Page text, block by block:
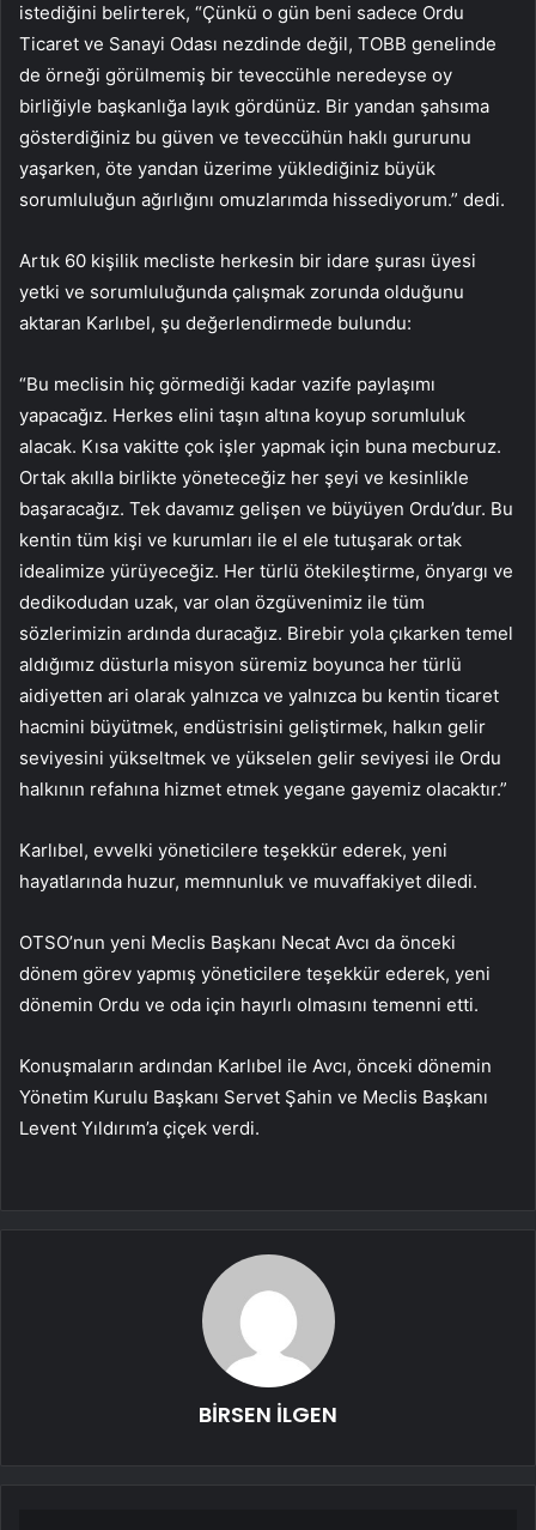
istediğini belirterek, “Çünkü o gün beni sadece Ordu
Ticaret ve Sanayi Odası nezdinde değil, TOBB genelinde
de örneği görülmemiş bir teveccühle neredeyse oy
birliğiyle başkanlığa layık gördünüz. Bir yandan şahsıma
gösterdiğiniz bu güven ve teveccühün haklı gururunu
yaşarken, öte yandan üzerime yüklediğiniz büyük
sorumluluğun ağırlığını omuzlarımda hissediyorum.” dedi.
Artık 60 kişilik mecliste herkesin bir idare şurası üyesi
yetki ve sorumluluğunda çalışmak zorunda olduğunu
aktaran Karlıbel, şu değerlendirmede bulundu:
“Bu meclisin hiç görmediği kadar vazife paylaşımı
yapacağız. Herkes elini taşın altına koyup sorumluluk
alacak. Kısa vakitte çok işler yapmak için buna mecburuz.
Ortak akılla birlikte yöneteceğiz her şeyi ve kesinlikle
başaracağız. Tek davamız gelişen ve büyüyen Ordu’dur. Bu
kentin tüm kişi ve kurumları ile el ele tutuşarak ortak
idealimize yürüyeceğiz. Her türlü ötekileştirme, önyargı ve
dedikodudan uzak, var olan özgüvenimiz ile tüm
sözlerimizin ardında duracağız. Birebir yola çıkarken temel
aldığımız düsturla misyon süremiz boyunca her türlü
aidiyetten ari olarak yalnızca ve yalnızca bu kentin ticaret
hacmini büyütmek, endüstrisini geliştirmek, halkın gelir
seviyesini yükseltmek ve yükselen gelir seviyesi ile Ordu
halkının refahına hizmet etmek yegane gayemiz olacaktır.”
Karlıbel, evvelki yöneticilere teşekkür ederek, yeni
hayatlarında huzur, memnunluk ve muvaffakiyet diledi.
OTSO’nun yeni Meclis Başkanı Necat Avcı da önceki
dönem görev yapmış yöneticilere teşekkür ederek, yeni
dönemin Ordu ve oda için hayırlı olmasını temenni etti.
Konuşmaların ardından Karlıbel ile Avcı, önceki dönemin
Yönetim Kurulu Başkanı Servet Şahin ve Meclis Başkanı
Levent Yıldırım’a çiçek verdi.
BİRSEN İLGEN